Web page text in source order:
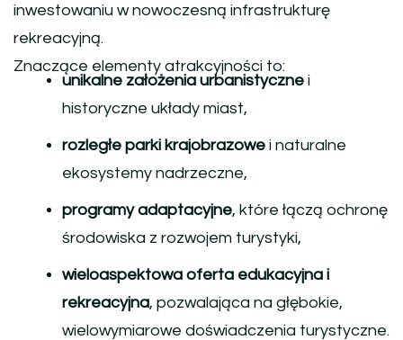
inwestowaniu w nowoczesną infrastrukturę
rekreacyjną.
Znaczące elementy atrakcyjności to:
unikalne założenia urbanistyczne i
historyczne układy miast,
rozległe parki krajobrazowe i naturalne
ekosystemy nadrzeczne,
programy adaptacyjne, które łączą ochronę
środowiska z rozwojem turystyki,
wieloaspektowa oferta edukacyjna i
rekreacyjna, pozwalająca na głębokie,
wielowymiarowe doświadczenia turystyczne.